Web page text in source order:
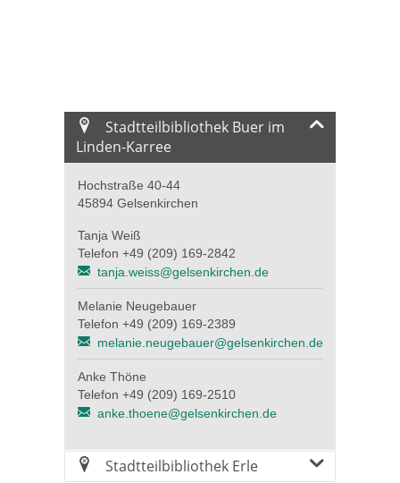
Stadtteilbibliothek Buer im
Linden-Karree
Hochstraße 40-44
45894 Gelsenkirchen
Tanja Weiß
Telefon +49 (209) 169-2842
tanja.weiss@gelsenkirchen.de
Melanie Neugebauer
Telefon +49 (209) 169-2389
melanie.neugebauer@gelsenkirchen.de
Anke Thöne
Telefon +49 (209) 169-2510
anke.thoene@gelsenkirchen.de
Stadtteilbibliothek Erle